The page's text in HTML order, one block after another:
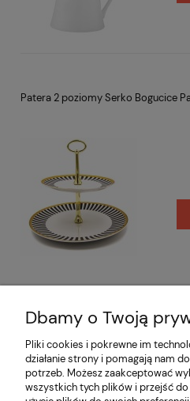
Patera 2 poziomy Serko Bogucice
Opinie o produkcie (0)
Informacje
Dbamy o Twoją
Pliki cookies i pokrewne im
działanie strony i pomagają nam
potrzeb. Możesz zaakceptować
wszystkich tych plików i przejść